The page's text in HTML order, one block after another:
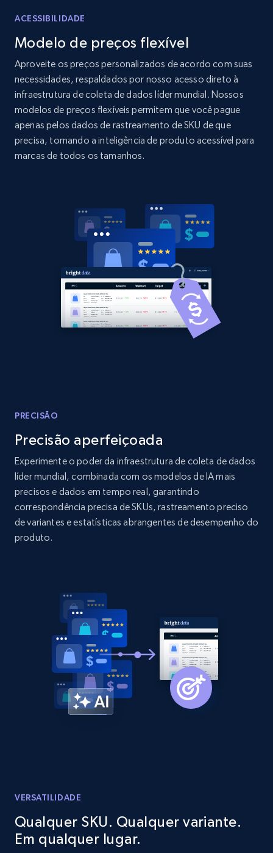
Amazon products global dataset - Collects
products by specific category URL
Title, Seller name, Brand, Description, Initial
price, Currency, Availability, Reviews count, and
more.
2.1K+ 375+ Comece agora
Collecting products by keyword search
Title, Seller name, Brand, Description, Initial
price, Currency, Availability, Reviews count, and
2.1K+ 375+ Comece agora
more.
2.1K+ 375+ Comece agora
Amazon products global dataset - Collect
Amazon products by seller URL
Title, Seller name, Brand, Description, Initial
2.1K+
Amazon products global dataset - Collect
products from Brands URLs
Title, Seller name, Brand, Description, Initial
price, Currency, Availability, Reviews count, and
URL, Product id, Listing inventory id, Title, Rating,
Reviews count shop, Reviews count item, Initial
ACESSIBILIDADE
Modelo de preços flexível
Aproveite os preços personalizados de acordo com suas
necessidades, respaldados por nosso acesso direto à
infraestrutura de coleta de dados líder mundial. Nossos
modelos de preços flexíveis permitem que você pague
apenas pelos dados de rastreamento de SKU de que
precisa, tornando a inteligência de produto acessível para
marcas de todos os tamanhos.
PRECISÃO
Precisão aperfeiçoada
Experimente o poder da infraestrutura de coleta de dados
líder mundial, combinada com os modelos de IA mais
precisos e dados em tempo real, garantindo
correspondência precisa de SKUs, rastreamento preciso
de variantes e estatísticas abrangentes de desempenho do
produto.
VERSATILIDADE
Qualquer SKU. Qualquer variante.
Em qualquer lugar.